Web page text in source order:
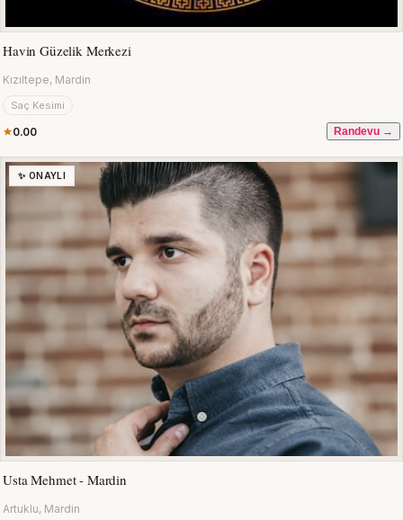
Havin Güzelik Merkezi
Kızıltepe, Mardin
Saç Kesimi
0.00 Randevu →
✨ ONAYLI
Usta Mehmet - Mardin
Artuklu, Mardin